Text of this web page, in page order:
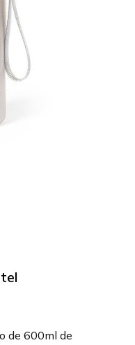
de 600ml de